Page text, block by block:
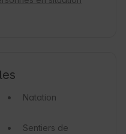
Natation
Sentiers de